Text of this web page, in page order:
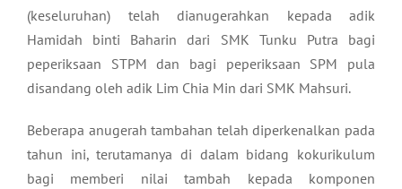
(keseluruhan) telah dianugerahkan kepada adik
Hamidah binti Baharin dari SMK Tunku Putra bagi
peperiksaan STPM dan bagi peperiksaan SPM pula
disandang oleh adik Lim Chia Min dari SMK Mahsuri.
Beberapa anugerah tambahan telah diperkenalkan pada
tahun ini, terutamanya di dalam bidang kokurikulum
bagi memberi nilai tambah kepada komponen